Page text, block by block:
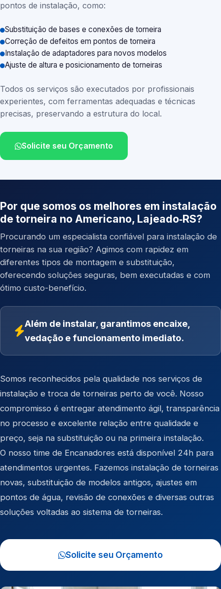
pontos de instalação, como:
Substituição de bases e conexões de torneira
Correção de defeitos em pontos de torneira
Instalação de adaptadores para novos modelos
Ajuste de altura e posicionamento de torneiras
Todos os serviços são executados por profissionais
experientes, com ferramentas adequadas e técnicas
precisas, preservando a estrutura do local.
Solicite seu Orçamento
Por que somos os melhores em instalação
de torneira no Americano, Lajeado‑RS?
Procurando um especialista confiável para instalação de
torneiras na sua região? Agimos com rapidez em
diferentes tipos de montagem e substituição,
oferecendo soluções seguras, bem executadas e com
ótimo custo-benefício.
Além de instalar, garantimos encaixe,
vedação e funcionamento imediato.
Somos reconhecidos pela qualidade nos serviços de
instalação e troca de torneiras perto de você. Nosso
compromisso é entregar atendimento ágil, transparência
no processo e excelente relação entre qualidade e
preço, seja na substituição ou na primeira instalação.
O nosso time de Encanadores está disponível 24h para
atendimentos urgentes. Fazemos instalação de torneiras
novas, substituição de modelos antigos, ajustes em
pontos de água, revisão de conexões e diversas outras
soluções voltadas ao sistema de torneiras.
Solicite seu Orçamento